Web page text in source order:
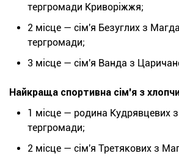
тергромади Криворіжжя;
2 місце — сім'я Безуглих з
тергромади;
3 місце — сім'я Ванда з
Найкраща спортивна сім'я з
1 місце — родина Кудрявцевих з
тергромади;
2 місце — сім'я Третякових з